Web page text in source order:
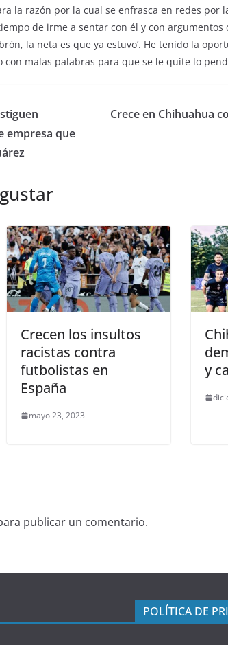
la razón por la cual se enfrasca en redes por
de irme a sentar con él y con
la neta es que ya estuvo’. He tenido la
malas palabras para que se le quite lo
empresa que
Crece en Chihuahua
Crecen los insultos
racistas contra
futbolistas en
España
mayo 23, 2023
y
publicar un comentario.
POLÍTICA DE